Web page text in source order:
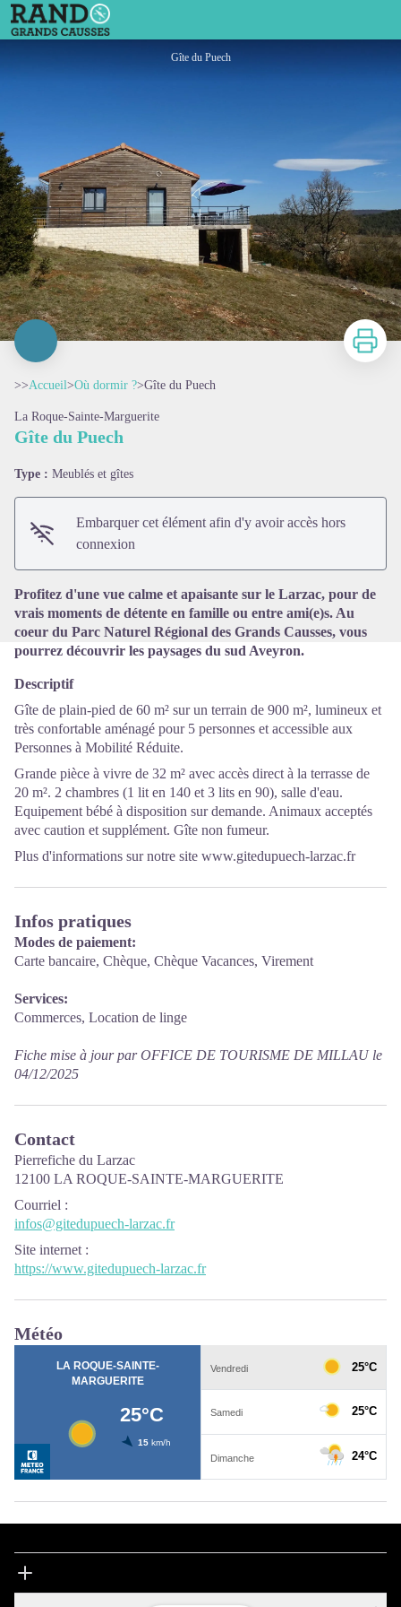
Gîte du Puech
Gîte du Puech
Voir l'image en plein écran
Imprimer
>>Accueil>Où dormir ?>Gîte du Puech
La Roque-Sainte-Marguerite
Gîte du Puech
Type : Meublés et gîtes
Embarquer cet élément afin d'y avoir accès hors
connexion
Profitez d'une vue calme et apaisante sur le Larzac, pour de
vrais moments de détente en famille ou entre ami(e)s. Au
coeur du Parc Naturel Régional des Grands Causses, vous
pourrez découvrir les paysages du sud Aveyron.
Descriptif
Gîte de plain-pied de 60 m² sur un terrain de 900 m², lumineux et
très confortable aménagé pour 5 personnes et accessible aux
Personnes à Mobilité Réduite.
Grande pièce à vivre de 32 m² avec accès direct à la terrasse de
20 m². 2 chambres (1 lit en 140 et 3 lits en 90), salle d'eau.
Equipement bébé à disposition sur demande. Animaux acceptés
avec caution et supplément. Gîte non fumeur.
Plus d'informations sur notre site www.gitedupuech-larzac.fr
Infos pratiques
Modes de paiement:
Carte bancaire, Chèque, Chèque Vacances, Virement
Services:
Commerces, Location de linge
Fiche mise à jour par OFFICE DE TOURISME DE MILLAU le
04/12/2025
Contact
Pierrefiche du Larzac
12100 LA ROQUE-SAINTE-MARGUERITE
Courriel :
infos@gitedupuech-larzac.fr
Site internet :
https://www.gitedupuech-larzac.fr
Météo